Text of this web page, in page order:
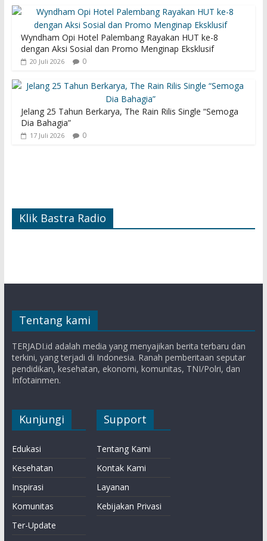
Wyndham Opi Hotel Palembang Rayakan HUT ke-8
dengan Aksi Sosial dan Promo Menginap Eksklusif
20 Juli 2026 0
Jelang 25 Tahun Berkarya, The Rain Rilis Single “Semoga
Dia Bahagia”
17 Juli 2026 0
Klik Bastra Radio
Tentang kami
TERJADI.id adalah media yang menyajikan berita terbaru dan
terkini, yang terjadi di Indonesia. Ranah pemberitaan seputar
pendidikan, kesehatan, ekonomi, komunitas, TNI/Polri, dan
Infotainmen.
Kunjungi
Edukasi
Kesehatan
Inspirasi
Komunitas
Ter-Update
Support
Tentang Kami
Kontak Kami
Layanan
Kebijakan Privasi